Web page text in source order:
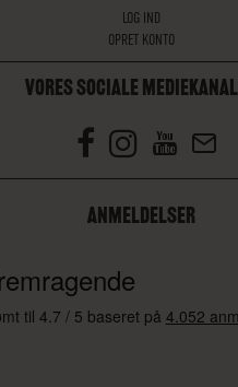
LOG IND
OPRET KONTO
VORES SOCIALE
ANMELDELSER